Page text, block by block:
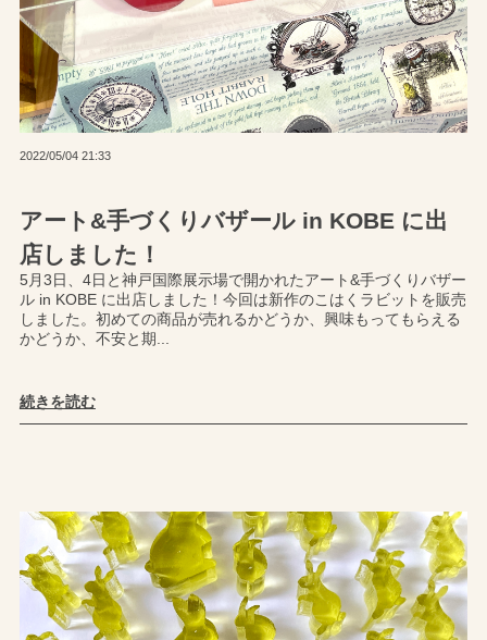
アート&手づくりバザール in KOBE に出
店しました！
2022/05/04 21:33
5月3日、4日と神戸国際展示場で開かれたアート&手づくりバザー
ル in KOBE に出店しました！今回は新作のこはくラビットを販売
しました。初めての商品が売れるかどうか、興味もってもらえる
かどうか、不安と期...
続きを読む